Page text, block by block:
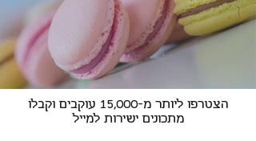
הצטרפו ליותר מ-15,000 עוקבים וקבלו
מתכונים ישירות למייל